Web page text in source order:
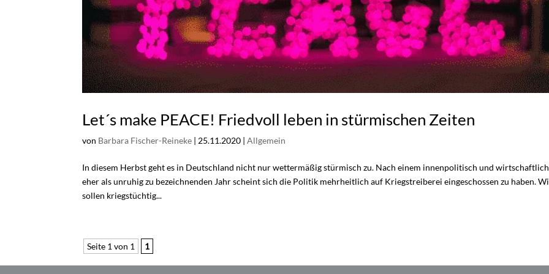
Let´s make PEACE! Friedvoll leben in stürmischen Zeiten
von Barbara Fischer-Reineke | 25.11.2020 |Allgemein
​In diesem Herbst geht es in Deutschland nicht nur wettermäßig stürmisch zu. Nach einem innenpolitisch und wirtschaftlich
eher als unruhig zu bezeichnenden Jahr scheint sich die Politik mehrheitlich auf Kriegstreiberei eingeschossen zu haben.
sollen kriegstüchtig...
Seite 1 von 1 1